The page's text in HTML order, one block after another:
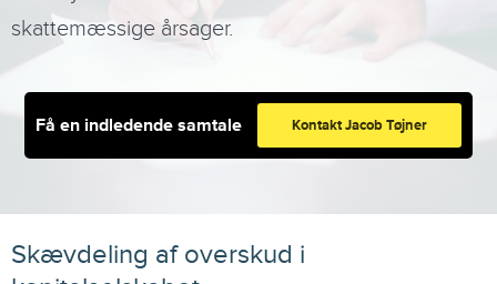
skattemæssige årsager.
Få en indledende samtale Kontakt Jacob Tøjner
Skævdeling af overskud i